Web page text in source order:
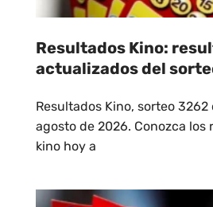
Resultados Kino:
actualizados del
Resultados Kino, sorteo
agosto de 2026. Conozca los
kino hoy a